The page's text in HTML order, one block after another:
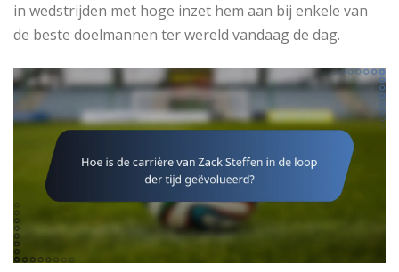
in wedstrijden met hoge inzet hem aan bij enkele van
de beste doelmannen ter wereld vandaag de dag.